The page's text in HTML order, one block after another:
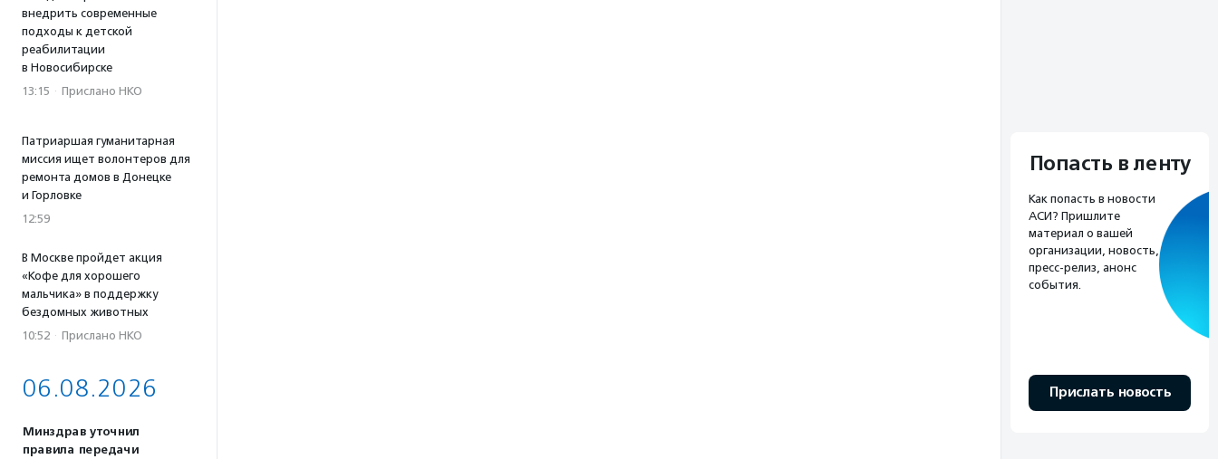
внедрить современные
подходы к детской
реабилитации
в Новосибирске
13:15 · Прислано НКО
Патриаршая гуманитарная
миссия ищет волонтеров для
ремонта домов в Донецке
и Горловке
12:59
В Москве пройдет акция
«Кофе для хорошего
мальчика» в поддержку
бездомных животных
10:52 · Прислано НКО
06.08.2026
Минздрав уточнил
правила передачи
Попасть в ленту
Как попасть в новости
АСИ? Пришлите
материал о вашей
организации, новость,
пресс-релиз, анонс
события.
Прислать новость